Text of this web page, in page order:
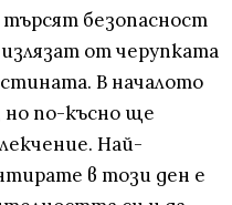
безопасност
от черупката
В началото
но по-късно ще
Най-
в този ден е